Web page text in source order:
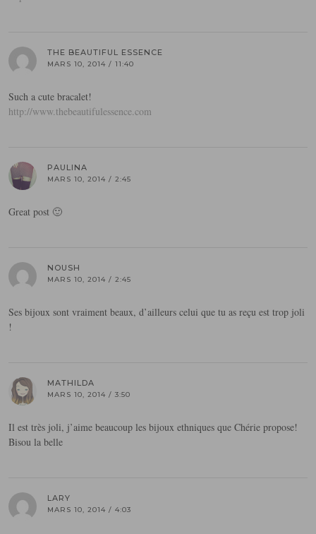
THE BEAUTIFUL ESSENCE
MARS 10, 2014 / 11:40
Such a cute bracalet!
http://www.thebeautifulessence.com
PAULINA
MARS 10, 2014 / 2:45
Great post 🙂
NOUSH
MARS 10, 2014 / 2:45
Ses bijoux sont vraiment beaux, d’ailleurs celui que tu as reçu est trop joli
!
MATHILDA
MARS 10, 2014 / 3:50
Il est très joli, j’aime beaucoup les bijoux ethniques que Chérie propose!
Bisou la belle
LARY
MARS 10, 2014 / 4:03